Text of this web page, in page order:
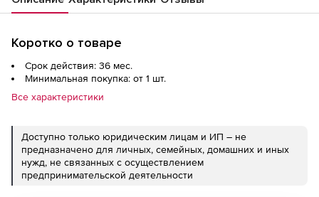
Коротко о товаре
Срок действия: 36 мес.
Минимальная покупка: от 1 шт.
Все характеристики
Доступно только юридическим лицам и ИП – не
предназначено для личных, семейных, домашних и иных
нужд, не связанных с осуществлением
предпринимательской деятельности